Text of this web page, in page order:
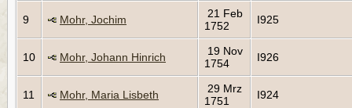
9 Mohr, Jochim
21 Feb
1752
I925
10 Mohr, Johann Hinrich
19 Nov
1754
I926
11 Mohr, Maria Lisbeth
29 Mrz
1751
I924